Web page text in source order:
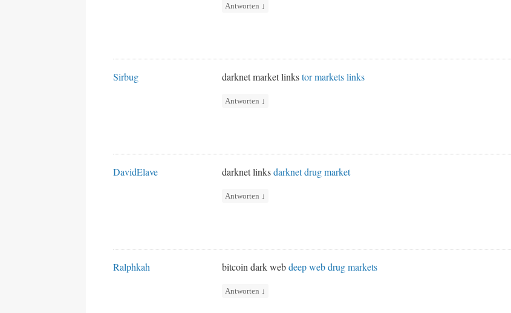
Antworten ↓
Sirbug darknet market linkstor markets links
Antworten ↓
DavidElave darknet linksdarknet drug market
Antworten ↓
Ralphkah bitcoin dark webdeep web drug markets
Antworten ↓